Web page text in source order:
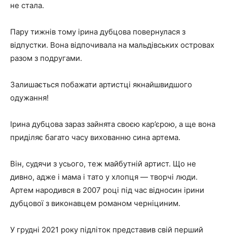
не стала.
Пару тижнів тому ірина дубцова повернулася з
відпустки. Вона відпочивала на мальдівських островах
разом з подругами.
Залишається побажати артистці якнайшвидшого
одужання!
Ірина дубцова зараз зайнята своєю кар’єрою, а ще вона
приділяє багато часу вихованню сина артема.
Він, судячи з усього, теж майбутній артист. Що не
дивно, адже і мама і тато у хлопця — творчі люди.
Артем народився в 2007 році під час відносин ірини
дубцової з виконавцем романом черніциним.
У грудні 2021 року підліток представив свій перший